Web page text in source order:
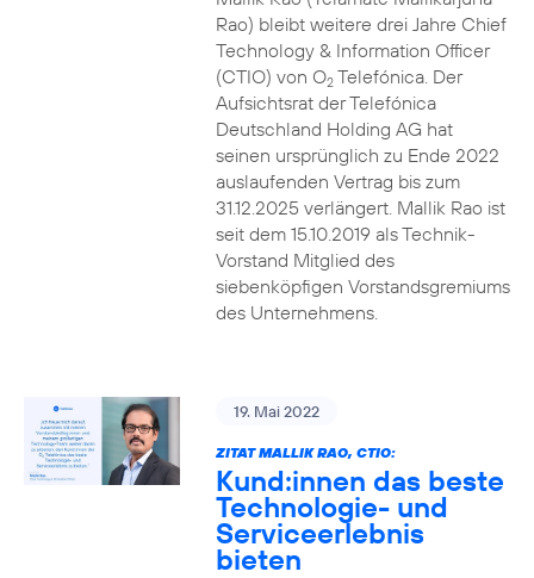
Rao) bleibt weitere drei Jahre Chief
Technology & Information Officer
(CTIO) von O2Telefónica. Der
Aufsichtsrat der Telefónica
Deutschland Holding AG hat
seinen ursprünglich zu Ende 2022
auslaufenden Vertrag bis zum
31.12.2025 verlängert. Mallik Rao ist
seit dem 15.10.2019 als Technik-
Vorstand Mitglied des
siebenköpfigen Vorstandsgremiums
des Unternehmens.
19. Mai 2022
ZITAT MALLIK RAO, CTIO:
Kund:innen das beste
Technologie- und
Serviceerlebnis
bieten